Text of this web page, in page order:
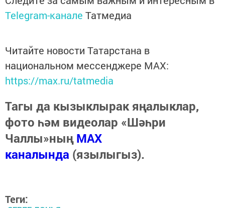
Telegram-канале Татмедиа
Читайте новости Татарстана в
национальном мессенджере MАХ:
https://max.ru/tatmedia
Тагы да кызыклырак яңалыклар,
фото һәм видеолар «Шәһри
Чаллы»ныңMAX
каналында (язылыгыз).
Теги: